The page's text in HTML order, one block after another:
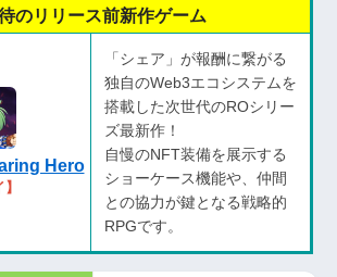
のリリース前新作ゲーム
Hero
「シェア」が報酬に繋がる
独自のWeb3エコシステムを
搭載した次世代のROシリー
ズ最新作！
自慢のNFT装備を展示する
ショーケース機能や、仲間
との協力が鍵となる戦略的
RPGです。